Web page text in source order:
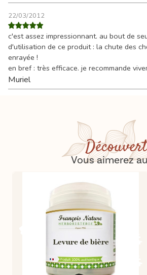
22/03/2012
c'est assez impressionnant. au bout de
d'utilisation de ce produit : la chute des
enrayée !
en bref : très efficace. je recommande
Muriel
Vous aimerez